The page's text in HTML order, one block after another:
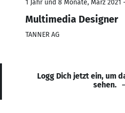
1 Jahr und 8 Monate, März 2021
Multimedia Designer
TANNER AG
Logg Dich jetzt ein, um
sehen.